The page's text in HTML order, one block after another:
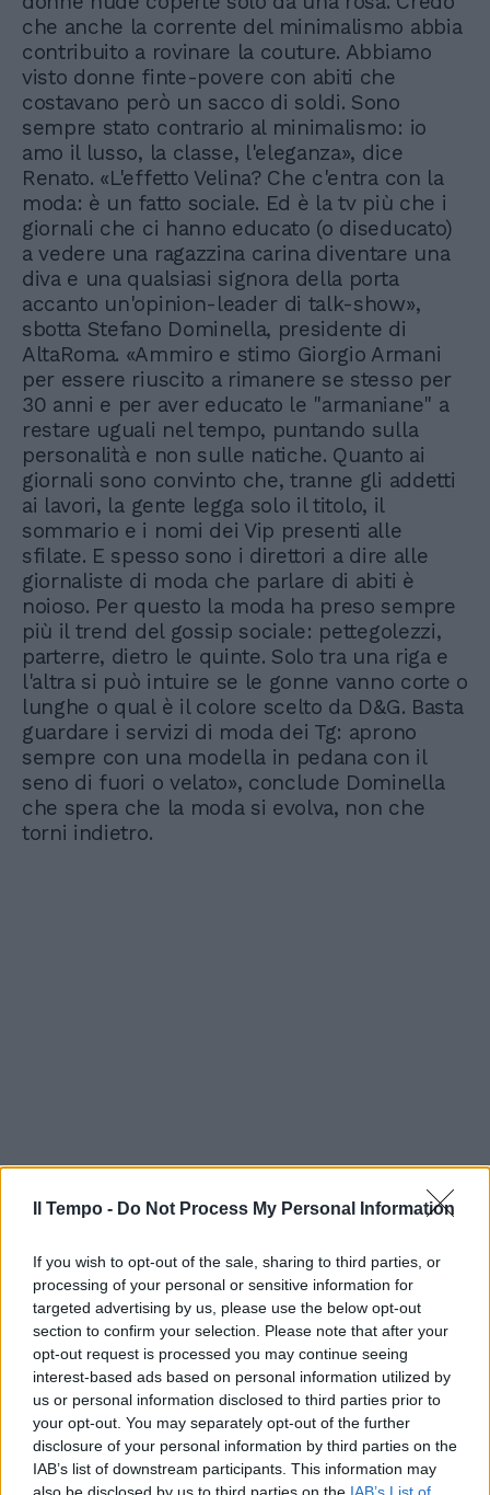
Il Tempo - Do Not Process My Personal Information
If you wish to opt-out of the sale, sharing to third parties, or
processing of your personal or sensitive information for
targeted advertising by us, please use the below opt-out
section to confirm your selection. Please note that after your
opt-out request is processed you may continue seeing
interest-based ads based on personal information utilized by
us or personal information disclosed to third parties prior to
your opt-out. You may separately opt-out of the further
disclosure of your personal information by third parties on the
IAB’s list of downstream participants. This information may
che anche la corrente del minimalismo abbia
contribuito a rovinare la couture. Abbiamo
visto donne finte-povere con abiti che
costavano però un sacco di soldi. Sono
sempre stato contrario al minimalismo: io
amo il lusso, la classe, l'eleganza», dice
Renato. «L'effetto Velina? Che c'entra con la
moda: è un fatto sociale. Ed è la tv più che i
giornali che ci hanno educato (o diseducato)
a vedere una ragazzina carina diventare una
diva e una qualsiasi signora della porta
accanto un'opinion-leader di talk-show»,
sbotta Stefano Dominella, presidente di
AltaRoma. «Ammiro e stimo Giorgio Armani
per essere riuscito a rimanere se stesso per
30 anni e per aver educato le "armaniane" a
restare uguali nel tempo, puntando sulla
personalità e non sulle natiche. Quanto ai
giornali sono convinto che, tranne gli addetti
ai lavori, la gente legga solo il titolo, il
sommario e i nomi dei Vip presenti alle
sfilate. E spesso sono i direttori a dire alle
giornaliste di moda che parlare di abiti è
noioso. Per questo la moda ha preso sempre
più il trend del gossip sociale: pettegolezzi,
parterre, dietro le quinte. Solo tra una riga e
l'altra si può intuire se le gonne vanno corte o
lunghe o qual è il colore scelto da D&G. Basta
guardare i servizi di moda dei Tg: aprono
sempre con una modella in pedana con il
seno di fuori o velato», conclude Dominella
che spera che la moda si evolva, non che
torni indietro.
In evidenza